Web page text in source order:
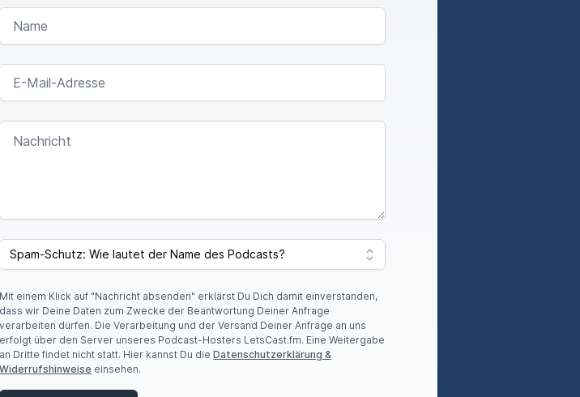
NAME
E-MAIL-ADRESSE
NACHRICHT
F
O
A
R
E
A
H
U
M
SPAM CAPTCHA
Mit einem Klick auf "Nachricht absenden" erklärst Du Dich damit einverstanden,
dass wir Deine Daten zum Zwecke der Beantwortung Deiner Anfrage
verarbeiten dürfen. Die Verarbeitung und der Versand Deiner Anfrage an uns
erfolgt über den Server unseres Podcast-Hosters LetsCast.fm. Eine Weitergabe
an Dritte findet nicht statt. Hier kannst Du dieDatenschutzerklärung &
Widerrufshinweise einsehen.